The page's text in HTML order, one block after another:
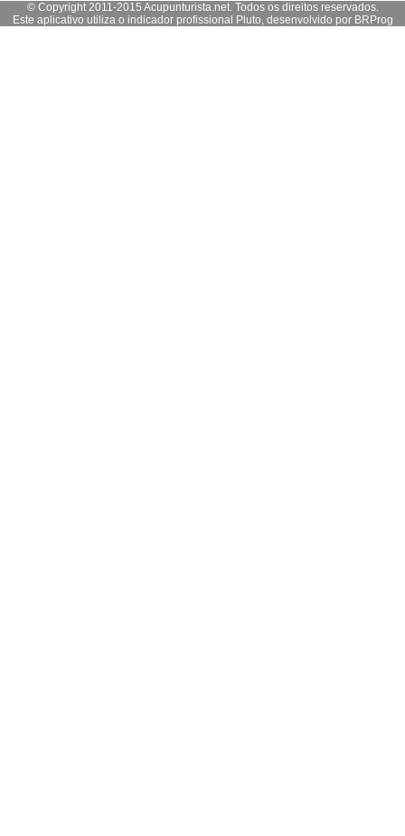
© Copyright 2011-2015 Acupunturista.net. Todos os direitos reservados.
Este aplicativo utiliza o indicador profissional Pluto, desenvolvido por BRProg